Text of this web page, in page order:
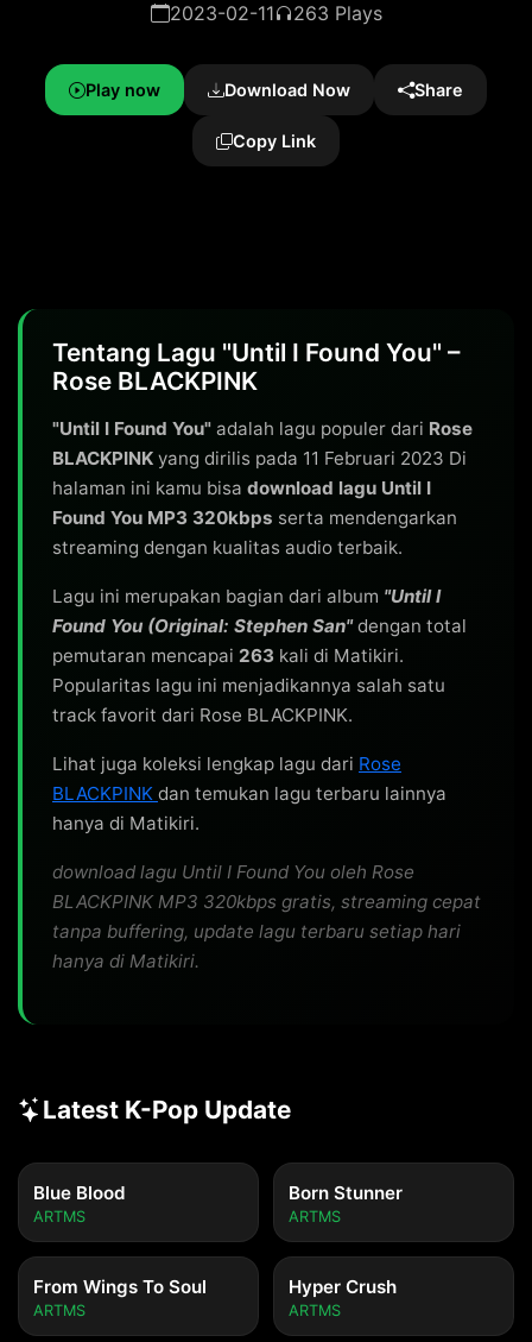
2023-02-11
263 Plays
Play now Download Now Share
Copy Link
Tentang Lagu "Until I Found You" –
Rose BLACKPINK
"Until I Found You" adalah lagu populer dari Rose
BLACKPINK yang dirilis pada 11 Februari 2023 Di
halaman ini kamu bisa download lagu Until I
Found You MP3 320kbps serta mendengarkan
streaming dengan kualitas audio terbaik.
Lagu ini merupakan bagian dari album "Until I
Found You (Original: Stephen San"dengan total
pemutaran mencapai 263 kali di Matikiri.
Popularitas lagu ini menjadikannya salah satu
track favorit dari Rose BLACKPINK.
Lihat juga koleksi lengkap lagu dari Rose
BLACKPINK dan temukan lagu terbaru lainnya
hanya di Matikiri.
download lagu Until I Found You oleh Rose
BLACKPINK MP3 320kbps gratis, streaming cepat
tanpa buffering, update lagu terbaru setiap hari
hanya di Matikiri.
Latest K-Pop Update
Blue Blood
ARTMS
Born Stunner
ARTMS
From Wings To Soul
ARTMS
Hyper Crush
ARTMS